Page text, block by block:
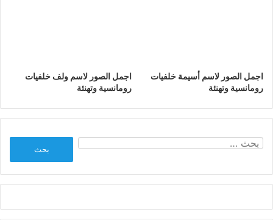
اجمل الصور لاسم أسيمة خلفيات
رومانسية وتهنئة
اجمل الصور لاسم ولف خلفيات
رومانسية وتهنئة